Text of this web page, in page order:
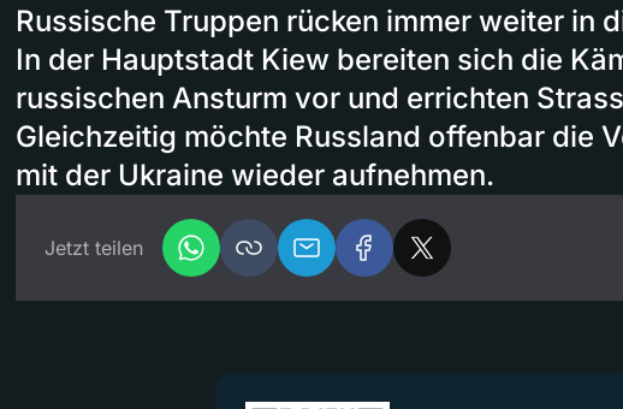
Russische Truppen rücken immer weiter in
In der Hauptstadt Kiew bereiten sich die
russischen Ansturm vor und errichten
Gleichzeitig möchte Russland offenbar die
mit der Ukraine wieder aufnehmen.
Jetzt teilen